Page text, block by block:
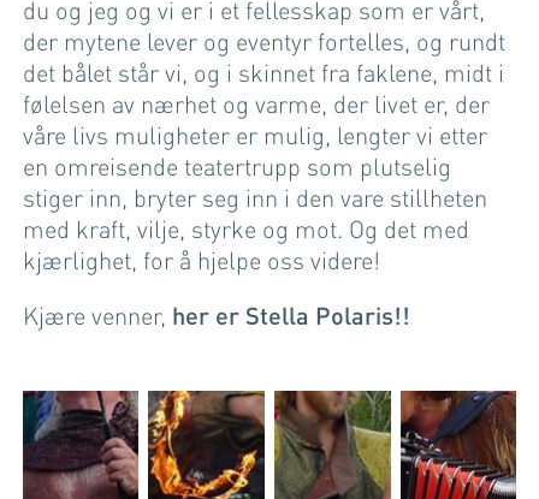
du og jeg og vi er i et fellesskap som er vårt,
der mytene lever og eventyr fortelles, og rundt
det bålet står vi, og i skinnet fra faklene, midt i
følelsen av nærhet og varme, der livet er, der
våre livs muligheter er mulig, lengter vi etter
en omreisende teatertrupp som plutselig
stiger inn, bryter seg inn i den vare stillheten
med kraft, vilje, styrke og mot. Og det med
kjærlighet, for å hjelpe oss videre!
Kjære venner, her er Stella Polaris!!